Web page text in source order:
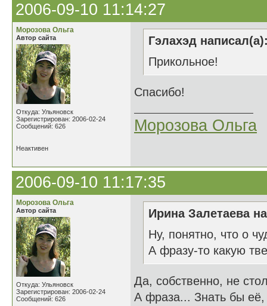
2006-09-10 11:14:27
Морозова Ольга
Автор сайта
Откуда: Ульяновск
Зарегистрирован: 2006-02-24
Сообщений: 626
Гэлахэд
Прикольное!
Спасибо!
Морозова Ольга
Неактивен
2006-09-10 11:17:35
Морозова Ольга
Автор сайта
Откуда: Ульяновск
Зарегистрирован: 2006-02-24
Сообщений: 626
Ирина Залетаева
Ну, понятно, что о
А фразу-то какую
Да, собственно, не
А фраза... Знать бы её,